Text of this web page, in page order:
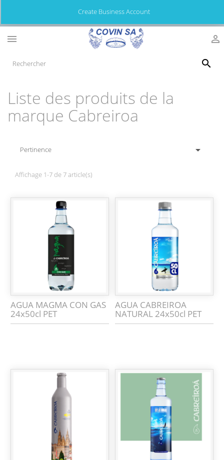
Create Business Account
 

Liste des produits de la
marque Cabreiroa
Pertinence 
Affichage 1-7 de 7 article(s)
AGUA MAGMA CON GAS
24x50cl PET
AGUA CABREIROA
NATURAL 24x50cl PET